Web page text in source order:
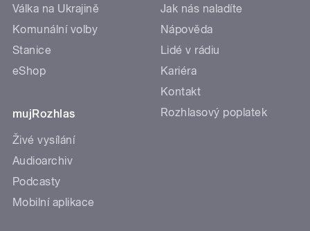
Válka na Ukrajině
Komunální volby
Stanice
eShop
mujRozhlas
Živé vysílání
Audioarchiv
Podcasty
Mobilní aplikace
Jak nás naladíte
Nápověda
Lidé v rádiu
Kariéra
Kontakt
Rozhlasový poplatek